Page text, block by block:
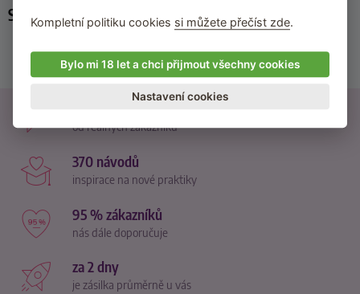
Související kategorie
Erotické komplety
od reálných zákazníků
370 návodů
inspirace na nové praktiky
95 % zákazníků
nás dále doporučuje
za 2 dny
je zásilka průměrně u vás
Kompletní politiku cookies si můžete přečíst zde.
Bylo mi 18 let a chci přijmout všechny cookies
Nastavení cookies